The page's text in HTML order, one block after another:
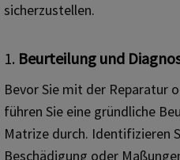
sicherzustellen.
1. Beurteilung und
Bevor Sie mit der Reparatur
führen Sie eine gründliche
Matrize durch. Identifizieren
Beschädigung oder